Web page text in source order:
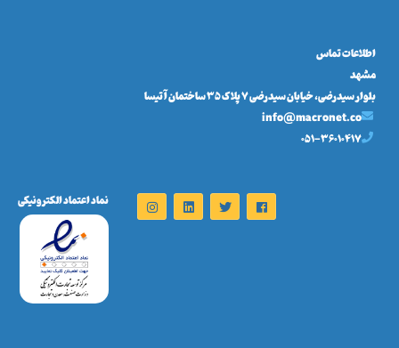
اطلاعات تماس
مشهد
بلوار سیدرضی، خیابان سیدرضی 7 پلاک 35 ساختمان آتیسا
info@macronet.co
051-36010417
نماد اعتماد الکترونیکی